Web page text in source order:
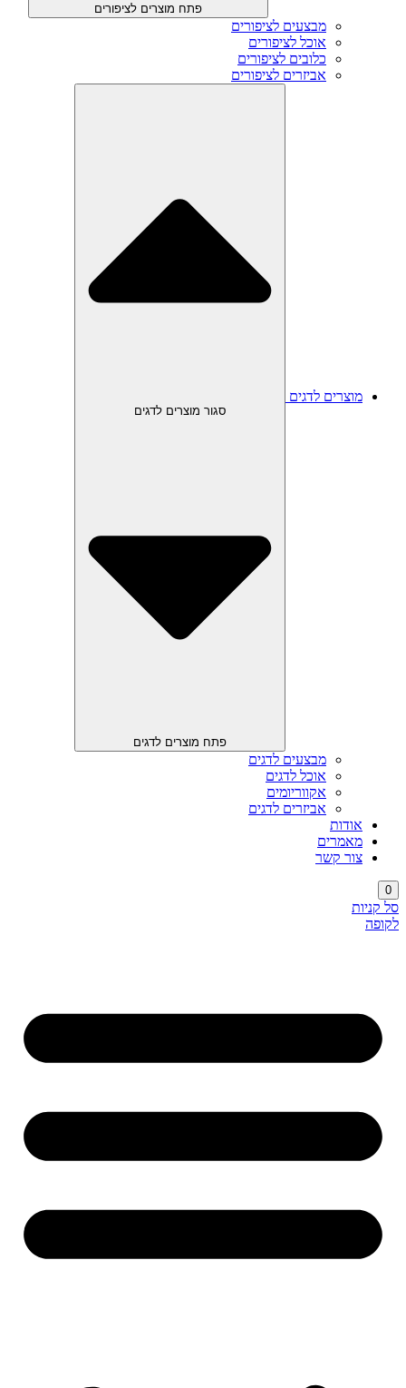
פתח מוצרים לציפורים
מבצעים לציפורים
אוכל לציפורים
כלובים לציפורים
אביזרים לציפורים
מוצרים לדגים
סגור מוצרים לדגים
פתח מוצרים לדגים
מבצעים לדגים
אוכל לדגים
אקווריומים
אביזרים לדגים
אודות
מאמרים
צור קשר
0
סל קניות
לקופה